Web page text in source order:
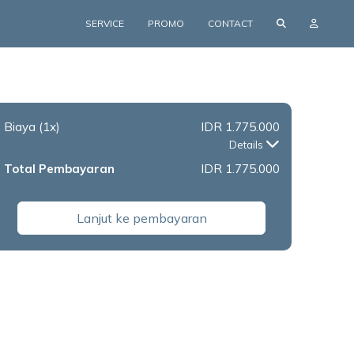
SERVICE PROMO CONTACT
Biaya (1x) IDR 1.775.000
Details
Total Pembayaran IDR 1.775.000
Lanjut ke pembayaran